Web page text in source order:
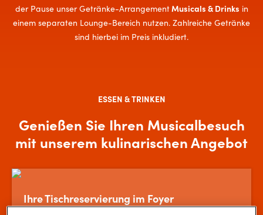
der Pause unser Getränke-ArrangementMusicals & Drinks in
einem separaten Lounge-Bereich nutzen. Zahlreiche Getränke
sind hierbei im Preis inkludiert.
ESSEN & TRINKEN
Genießen Sie Ihren Musicalbesuch
mit unserem kulinarischen Angebot
Ihre Tischreservierung im Foyer